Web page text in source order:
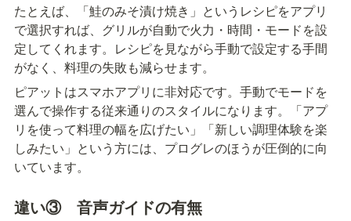
たとえば、「鮭のみそ漬け焼き」というレシピをアプリ
で選択すれば、グリルが自動で火力・時間・モードを設
定してくれます。レシピを見ながら手動で設定する手間
がなく、料理の失敗も減らせます。
ピアットはスマホアプリに非対応です。手動でモードを
選んで操作する従来通りのスタイルになります。「アプ
リを使って料理の幅を広げたい」「新しい調理体験を楽
しみたい」という方には、プログレのほうが圧倒的に向
いています。
違い③　音声ガイドの有無